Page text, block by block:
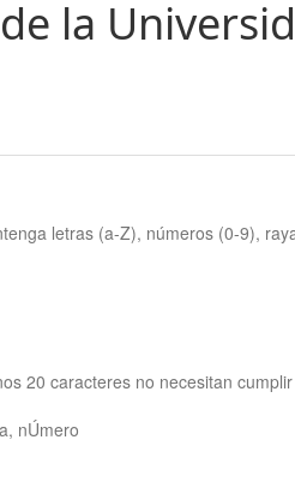
la
letras (a-Z), números (0-9),
20 caracteres no necesitan
nÚmero